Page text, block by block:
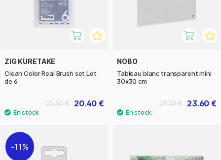
ZIG KURETAKE
Clean Color Real Brush set Lot
de 6
20.40 €
25.50 €
NOBO
Tableau blanc transparent mini
30x30 cm
23.60 €
29.50 €
11%